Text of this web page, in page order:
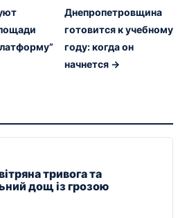
Днепропетровщина
готовится к учебному
году: когда он
начнется →
тривога та
дощ із грозою